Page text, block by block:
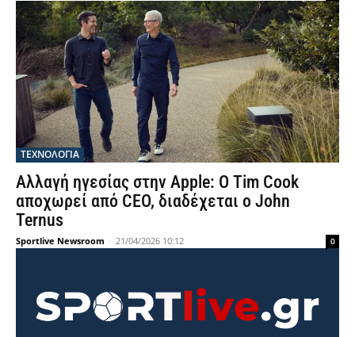
ΤΕΧΝΟΛΟΓΙΑ
Αλλαγή ηγεσίας στην Apple: Ο Tim Cook
αποχωρεί από CEO, διαδέχεται ο John
Ternus
Sportlive Newsroom - 21/04/2026 10:12 0